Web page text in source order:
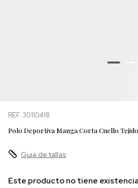
REF. 30110418
Polo Deportiva Manga Corta Cuello
Guia de tallas
Este producto no tiene